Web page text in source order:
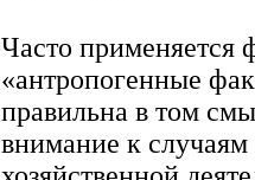
Часто применяется
«антропогенные
правильна в том
внимание к случаям